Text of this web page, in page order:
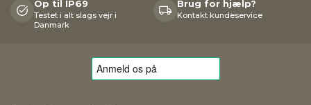
Op til IP69
Testet i alt slags vejr i
Danmark
Brug for hjælp?
Kontakt kundeservice